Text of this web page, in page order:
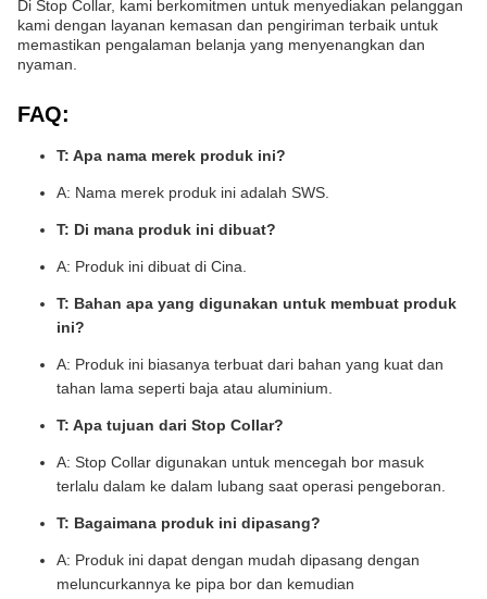
Di Stop Collar, kami berkomitmen untuk menyediakan pelanggan
kami dengan layanan kemasan dan pengiriman terbaik untuk
memastikan pengalaman belanja yang menyenangkan dan
nyaman.
FAQ:
T: Apa nama merek produk ini?
A: Nama merek produk ini adalah SWS.
T: Di mana produk ini dibuat?
A: Produk ini dibuat di Cina.
T: Bahan apa yang digunakan untuk membuat produk
ini?
A: Produk ini biasanya terbuat dari bahan yang kuat dan
tahan lama seperti baja atau aluminium.
T: Apa tujuan dari Stop Collar?
A: Stop Collar digunakan untuk mencegah bor masuk
terlalu dalam ke dalam lubang saat operasi pengeboran.
T: Bagaimana produk ini dipasang?
A: Produk ini dapat dengan mudah dipasang dengan
meluncurkannya ke pipa bor dan kemudian